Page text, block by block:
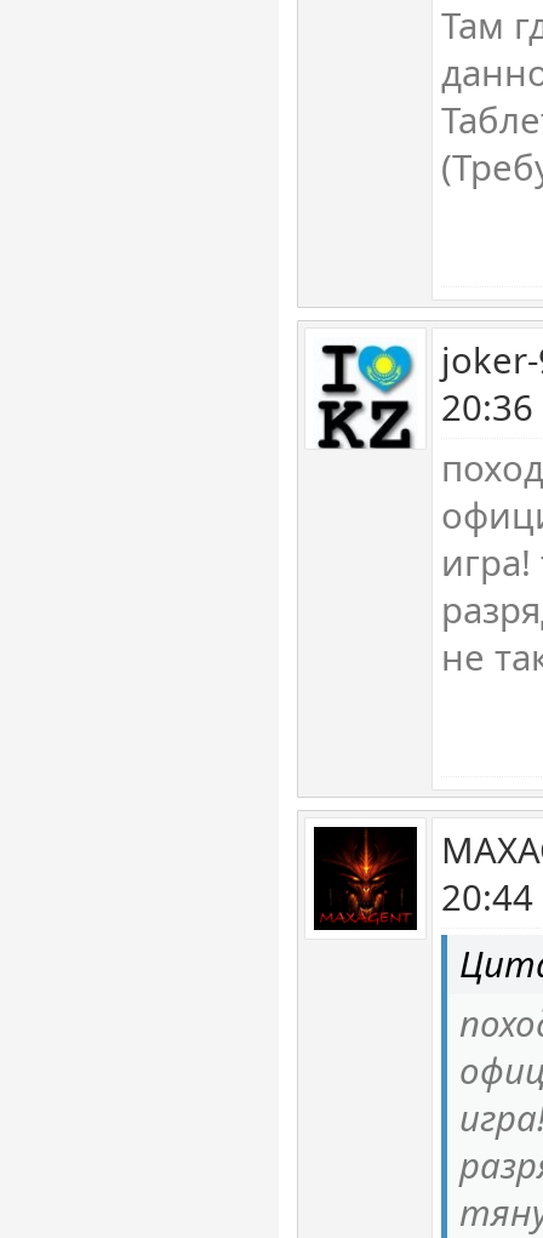
Там
не